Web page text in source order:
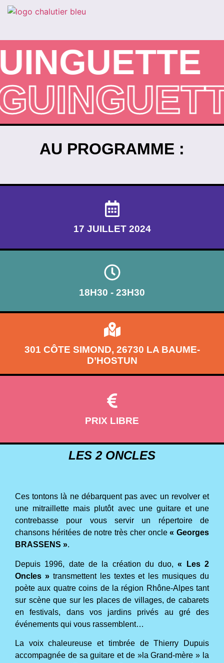
AU PROGRAMME :
LES 2 ONCLES
Ces tontons là ne débarquent pas avec un revolver et
une mitraillette mais plutôt avec une guitare et une
contrebasse pour vous servir un répertoire de
chansons héritées de notre très cher oncle« Georges
BRASSENS ».
Depuis 1996, date de la création du duo,« Les 2
Oncles »transmettent les textes et les musiques du
poète aux quatre coins de la région Rhône-Alpes tant
sur scène que sur les places de villages, de cabarets
en festivals, dans vos jardins privés au gré des
événements qui vous rassemblent…
La voix chaleureuse et timbrée de Thierry Dupuis
accompagnée de sa guitare et de »la Grand-mère » la
17 JUILLET 2024
18H30 - 23H30
301 CÔTE SIMOND, 26730 LA BAUME-
D’HOSTUN
PRIX LIBRE